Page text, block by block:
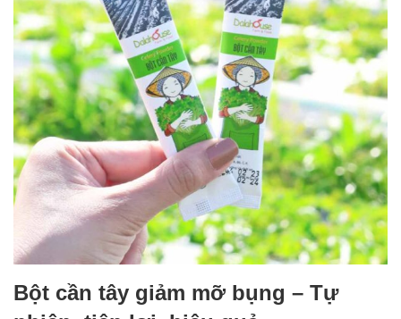
Bột cần tây giảm mỡ bụng – Tự